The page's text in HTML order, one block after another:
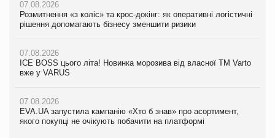
07.08.2026
Розмитнення «з коліс» та крос-докінг: як оперативні логістичні
рішення допомагають бізнесу зменшити ризики
07.08.2026
ICE BOSS цього літа! Новинка морозива від власної ТМ Varto
вже у VARUS
07.08.2026
EVA.UA запустила кампанію «Хто б знав» про асортимент,
якого покупці не очікують побачити на платформі
07.08.2026
Kraft Heinz скоротила збиток у першому півріччі
Продажі Hugo Boss впали на 9%
07.08.2026
Kraft Heinz скоротила збиток у першому півріччі
Продажі Hugo Boss впали на 9%